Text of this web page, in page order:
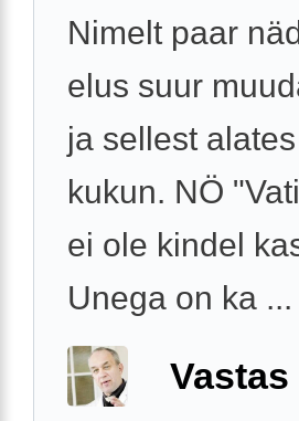
Nimelt paar
elus suur
ja sellest
kukun. NÖ
ei ole kindel
Unega on ka ...